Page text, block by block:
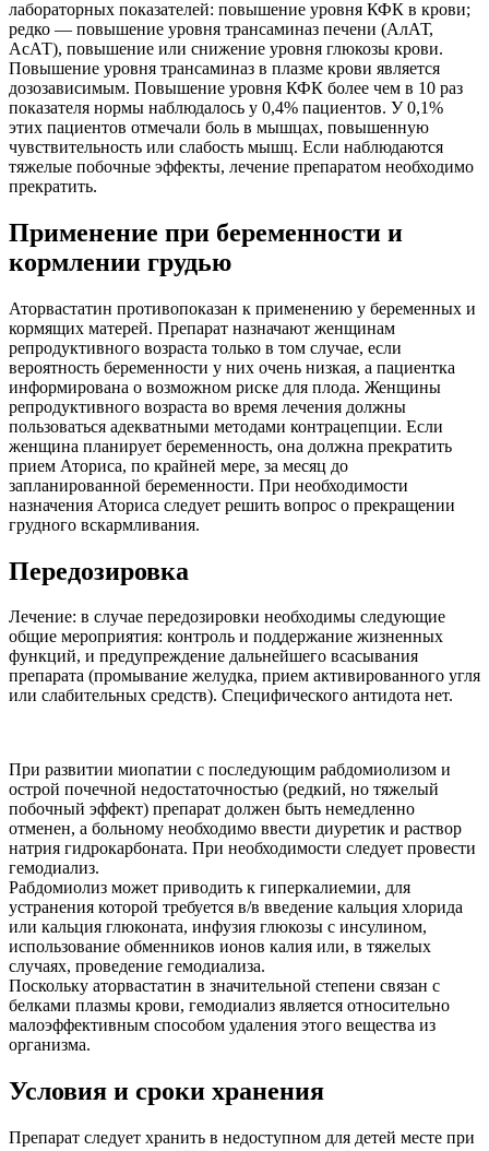
лабораторных показателей: повышение уровня КФК в крови;
редко — повышение уровня трансаминаз печени (АлАТ,
АсАТ), повышение или снижение уровня глюкозы крови.
Повышение уровня трансаминаз в плазме крови является
дозозависимым. Повышение уровня КФК более чем в 10 раз
показателя нормы наблюдалось у 0,4% пациентов. У 0,1%
этих пациентов отмечали боль в мышцах, повышенную
чувствительность или слабость мышц. Если наблюдаются
тяжелые побочные эффекты, лечение препаратом необходимо
прекратить.
Применение при беременности и
кормлении грудью
Аторвастатин противопоказан к применению у беременных и
кормящих матерей. Препарат назначают женщинам
репродуктивного возраста только в том случае, если
вероятность беременности у них очень низкая, а пациентка
информирована о возможном риске для плода. Женщины
репродуктивного возраста во время лечения должны
пользоваться адекватными методами контрацепции. Если
женщина планирует беременность, она должна прекратить
прием Аториса, по крайней мере, за месяц до
запланированной беременности. При необходимости
назначения Аториса следует решить вопрос о прекращении
грудного вскармливания.
Передозировка
Лечение: в случае передозировки необходимы следующие
общие мероприятия: контроль и поддержание жизненных
функций, и предупреждение дальнейшего всасывания
препарата (промывание желудка, прием активированного угля
или слабительных средств). Специфического антидота нет.
При развитии миопатии с последующим рабдомиолизом и
острой почечной недостаточностью (редкий, но тяжелый
побочный эффект) препарат должен быть немедленно
отменен, а больному необходимо ввести диуретик и раствор
натрия гидрокарбоната. При необходимости следует провести
гемодиализ.
Рабдомиолиз может приводить к гиперкалиемии, для
устранения которой требуется в/в введение кальция хлорида
или кальция глюконата, инфузия глюкозы с инсулином,
использование обменников ионов калия или, в тяжелых
случаях, проведение гемодиализа.
Поскольку аторвастатин в значительной степени связан с
белками плазмы крови, гемодиализ является относительно
малоэффективным способом удаления этого вещества из
организма.
Условия и сроки хранения
Препарат следует хранить в недоступном для детей месте при